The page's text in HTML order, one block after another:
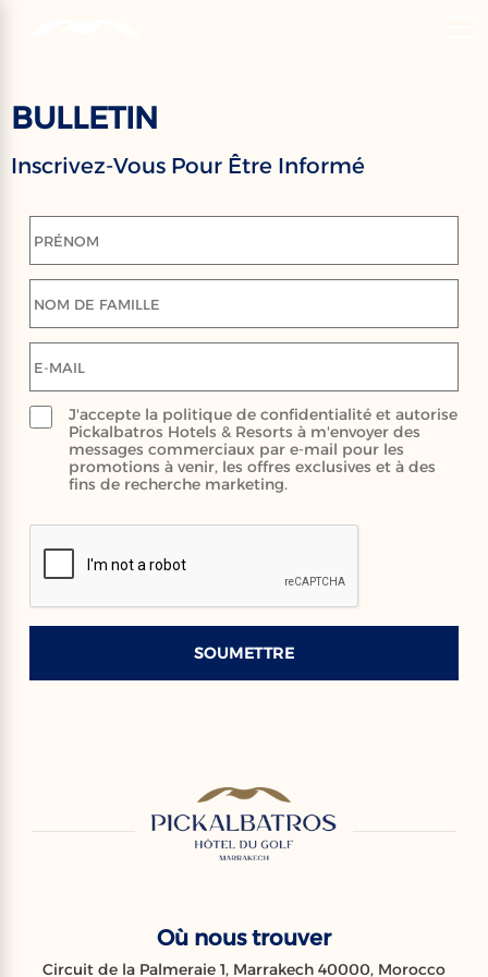
BULLETIN
Inscrivez-Vous Pour Recevoir Nos
Offres Spéciales
BULLETIN
Inscrivez-Vous Pour Être Informé
PRÉNOM
NOM DE FAMILLE
E-MAIL
J'accepte la politique de confidentialité et autorise
Pickalbatros Hotels & Resorts à m'envoyer des
messages commerciaux par e-mail pour les
promotions à venir, les offres exclusives et à des
fins de recherche marketing.
SOUMETTRE
Où nous trouver
Circuit de la Palmeraie 1, Marrakech 40000, Morocco